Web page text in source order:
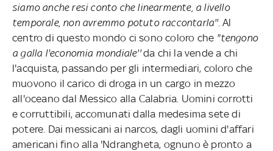
siamo anche resi conto che linearmente, a livello
temporale, non avremmo potuto raccontarla''. Al
centro di questo mondo ci sono coloro che "tengono
a galla l'economia mondiale''da chi la vende a chi
l'acquista, passando per gli intermediari, coloro che
muovono il carico di droga in un cargo in mezzo
all'oceano dal Messico alla Calabria. Uomini corrotti
e corruttibili, accomunati dalla medesima sete di
potere. Dai messicani ai narcos, dagli uomini d'affari
americani fino alla 'Ndrangheta, ognuno è pronto a